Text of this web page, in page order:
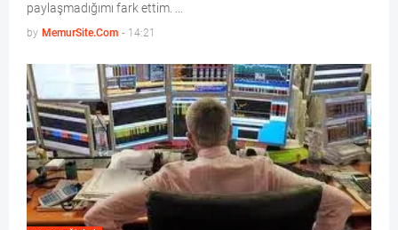
paylaşmadığımı fark ettim. …
by MemurSite.Com - 14:21